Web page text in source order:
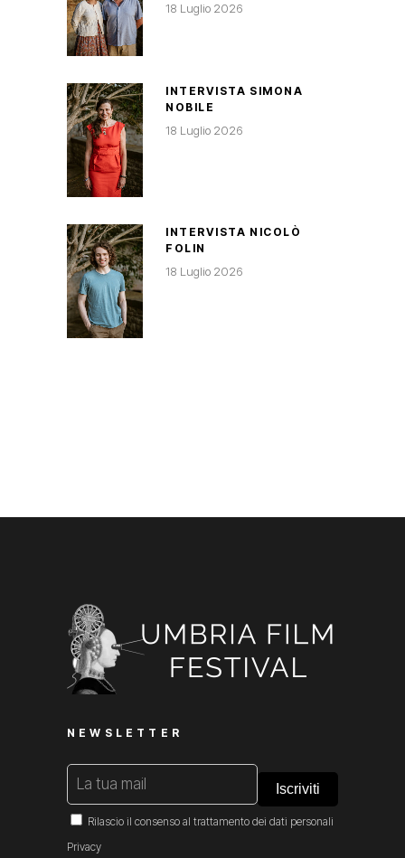
18 Luglio 2026
INTERVISTA SIMONA
NOBILE
18 Luglio 2026
INTERVISTA NICOLÒ
FOLIN
18 Luglio 2026
NEWSLETTER
Rilascio il consenso al trattamento dei dati personali
Privacy